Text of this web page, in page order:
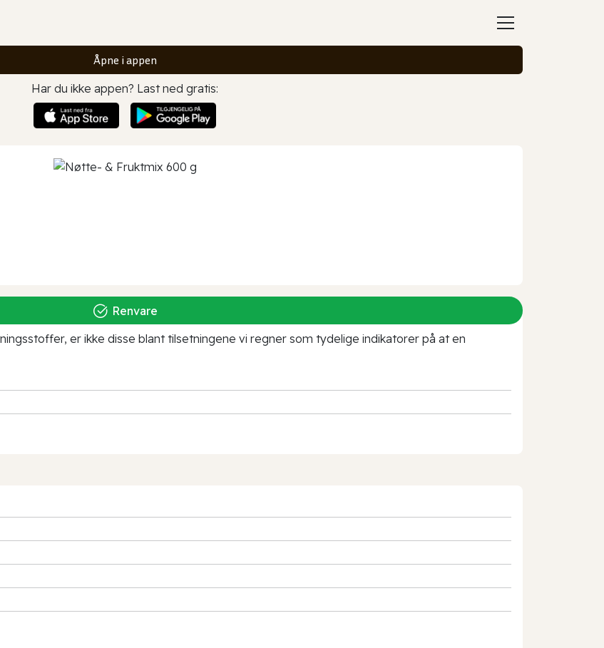
Åpne i appen
Har du ikke appen? Last ned gratis:
Renvare
er ikke disse blant tilsetningene vi regner som tydelige indikatorer på at en